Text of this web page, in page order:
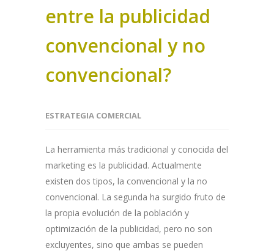
entre la publicidad
convencional y no
convencional?
ESTRATEGIA COMERCIAL
La herramienta más tradicional y conocida del
marketing es la publicidad. Actualmente
existen dos tipos, la convencional y la no
convencional. La segunda ha surgido fruto de
la propia evolución de la población y
optimización de la publicidad, pero no son
excluyentes, sino que ambas se pueden